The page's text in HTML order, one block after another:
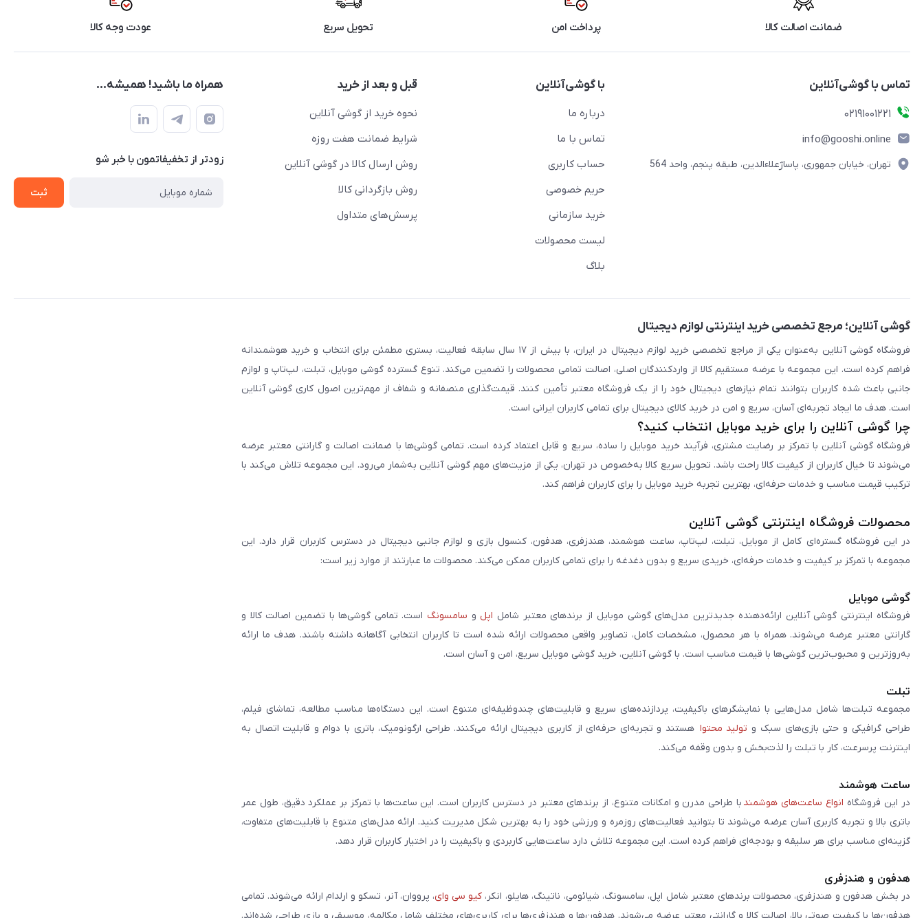
ضمانت اصالت کالا پرداخت امن تحویل سریع عودت وجه کالا
تماس با گوشی‌آنلاین
۰۲۱91001221
info@gooshi.online
تهران، خیابان جمهوری، پاساژعلاءالدین، طبقه پنجم، واحد 564
با گوشی‌آنلاین
درباره ما
تماس با ما
حساب کاربری
حریم خصوصی
خرید سازمانی
لیست محصولات
بلاگ
قبل و بعد از خرید
نحوه خرید از گوشی آنلاین
شرایط ضمانت هفت روزه
روش ارسال کالا در گوشی آنلاین
روش بازگردانی کالا
پرسش‌های متداول
همراه ما باشید! همیشه...
زودتر از تخفیفاتمون با خبر شو
ثبت
گوشی آنلاین؛ مرجع تخصصی خرید اینترنتی لوازم دیجیتال
فروشگاه گوشی آنلاین به‌عنوان یکی از مراجع تخصصی خرید لوازم دیجیتال در ایران، با بیش از ۱۷ سال سابقه فعالیت، بستری مطمئن برای انتخاب و خرید هوشمندانه
فراهم کرده است. این مجموعه با عرضه مستقیم کالا از واردکنندگان اصلی، اصالت تمامی محصولات را تضمین می‌کند. تنوع گسترده گوشی موبایل، تبلت، لپ‌تاپ و لوازم
جانبی باعث شده کاربران بتوانند تمام نیازهای دیجیتال خود را از یک فروشگاه معتبر تأمین کنند. قیمت‌گذاری منصفانه و شفاف از مهم‌ترین اصول کاری گوشی آنلاین
است. هدف ما ایجاد تجربه‌ای آسان، سریع و امن در خرید کالای دیجیتال برای تمامی کاربران ایرانی است.
چرا گوشی آنلاین را برای خرید موبایل انتخاب کنید؟
فروشگاه گوشی آنلاین با تمرکز بر رضایت مشتری، فرآیند خرید موبایل را ساده، سریع و قابل اعتماد کرده است. تمامی گوشی‌ها با ضمانت اصالت و گارانتی معتبر عرضه
می‌شوند تا خیال کاربران از کیفیت کالا راحت باشد. تحویل سریع کالا به‌خصوص در تهران، یکی از مزیت‌های مهم گوشی آنلاین به‌شمار می‌رود. این مجموعه تلاش می‌کند با
ترکیب قیمت مناسب و خدمات حرفه‌ای، بهترین تجربه خرید موبایل را برای کاربران فراهم کند.
محصولات فروشگاه اینترنتی گوشی آنلاین
در این فروشگاه گستره‌ای کامل از موبایل، تبلت، لپ‌تاپ، ساعت هوشمند، هندزفری، هدفون، کنسول بازی و لوازم جانبی دیجیتال در دسترس کاربران قرار دارد. این
مجموعه با تمرکز بر کیفیت و خدمات حرفه‌ای، خریدی سریع و بدون دغدغه را برای تمامی کاربران ممکن می‌کند. محصولات ما عبارتند از موارد زیر است:
گوشی موبایل
فروشگاه اینترنتی گوشی آنلاین ارائه‌دهنده جدیدترین مدل‌های گوشی موبایل از برندهای معتبر شامل اپل و سامسونگ است. تمامی گوشی‌ها با تضمین اصالت کالا و
گارانتی معتبر عرضه می‌شوند. همراه با هر محصول، مشخصات کامل، تصاویر واقعی محصولات ارائه شده است تا کاربران انتخابی آگاهانه داشته باشند. هدف ما ارائه
به‌روزترین و محبوب‌ترین گوشی‌ها با قیمت مناسب است. با گوشی آنلاین، خرید گوشی موبایل سریع، امن و آسان است.
تبلت
مجموعه تبلت‌ها شامل مدل‌هایی با نمایشگرهای باکیفیت، پردازنده‌های سریع و قابلیت‌های چندوظیفه‌ای متنوع است. این دستگاه‌ها مناسب مطالعه، تماشای فیلم،
طراحی گرافیکی و حتی بازی‌های سبک و تولید محتوا هستند و تجربه‌ای حرفه‌ای از کاربری دیجیتال ارائه می‌کنند. طراحی ارگونومیک، باتری با دوام و قابلیت اتصال به
اینترنت پرسرعت، کار با تبلت را لذت‌بخش و بدون وقفه می‌کند.
ساعت هوشمند
در این فروشگاه انواع ساعت‌های هوشمند با طراحی مدرن و امکانات متنوع، از برندهای معتبر در دسترس کاربران است. این ساعت‌ها با تمرکز بر عملکرد دقیق، طول عمر
باتری بالا و تجربه کاربری آسان عرضه می‌شوند تا بتوانید فعالیت‌های روزمره و ورزشی خود را به بهترین شکل مدیریت کنید. ارائه مدل‌های متنوع با قابلیت‌های متفاوت،
گزینه‌ای مناسب برای هر سلیقه و بودجه‌ای فراهم کرده است. این مجموعه تلاش دارد ساعت‌هایی کاربردی و باکیفیت را در اختیار کاربران قرار دهد.
هدفون و هندزفری
در بخش هدفون و هندزفری، محصولات برندهای معتبر شامل اپل، سامسونگ، شیائومی، ناتینگ، هایلو، انکر، کیو سی وای، پرووان، آنر، تسکو و ارلدام ارائه می‌شوند. تمامی